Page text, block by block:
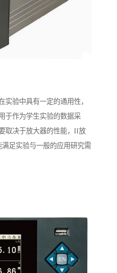
实验中具有一定的通用性，
于作为学生实验的数据采
取决于放大器的性能，II放
足实验与一般的应用研究需